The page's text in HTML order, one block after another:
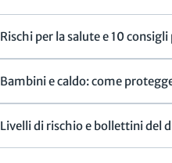
Rischi per la salute e 10
Bambini e caldo: come
Livelli di rischio e bollettini del